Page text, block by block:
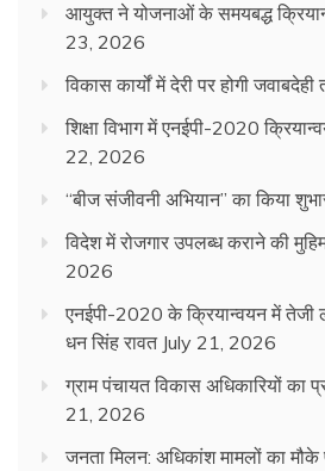
आयुक्त ने योजनाओं के समयबद्ध
23, 2026
विकास कार्यों में देरी पर होगी जवाबदेही
शिक्षा विभाग में एनईपी-2020
22, 2026
“बीज संजीवनी अभियान” का किया
विदेश में रोजगार उपलब्ध कराने की
2026
एनईपी-2020 के क्रियान्वयन में तेजी
धन सिंह रावत July 21, 2026
ग्राम पंचायत विकास अधिकारियों का
21, 2026
जनता मिलन: अधिकांश मामलों का